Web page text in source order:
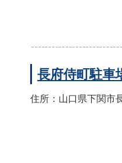
長府侍町駐車
住所：山口県下関市